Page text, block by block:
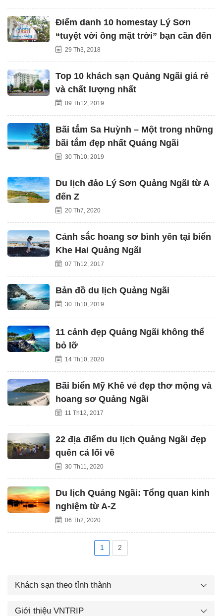
Điểm danh 10 homestay Lý Sơn
“tuyệt vời ông mặt trời” bạn cần đến
29 Th3, 2018
Top 10 khách sạn Quảng Ngãi giá rẻ
và chất lượng nhất
09 Th12, 2019
Bãi tắm Sa Huỳnh – Một trong những
bãi tắm đẹp nhất Quảng Ngãi
30 Th10, 2019
Du lịch đảo Lý Sơn Quảng Ngãi từ A
đến Z
20 Th7, 2020
Cảnh sắc hoang sơ bình yên tại biển
Khe Hai Quảng Ngãi
07 Th12, 2017
Bản đồ du lịch Quảng Ngãi
30 Th10, 2019
11 cảnh đẹp Quảng Ngãi không thể
bỏ lỡ
14 Th10, 2020
Bãi biển Mỹ Khê vẻ đẹp thơ mộng và
hoang sơ Quảng Ngãi
11 Th12, 2017
22 địa điểm du lịch Quảng Ngãi đẹp
quên cả lối về
30 Th11, 2020
Du lịch Quảng Ngãi: Tổng quan kinh
nghiệm từ A-Z
06 Th2, 2020
1 2
Khách sạn theo tỉnh thành
Giới thiệu VNTRIP